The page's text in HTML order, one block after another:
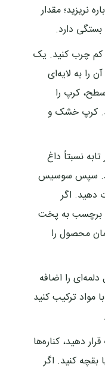
نریزید؛ مقدار
بستگی دارد.
کم چرب کنید. یک
را به لایه‌ای
کرپ را
کرپ خشک و
نسبتاً داغ
سپس سوسیس
دهید. اگر
برچسب به پخت
محصول را
را اضافه
مواد ترکیب کنید
دهید، کناره‌ها
بقچه کنید. اگر